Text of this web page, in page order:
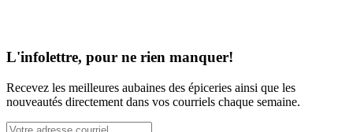
L'infolettre, pour ne rien manquer!
Recevez les meilleures aubaines des épiceries ainsi que les
nouveautés directement dans vos courriels chaque semaine.